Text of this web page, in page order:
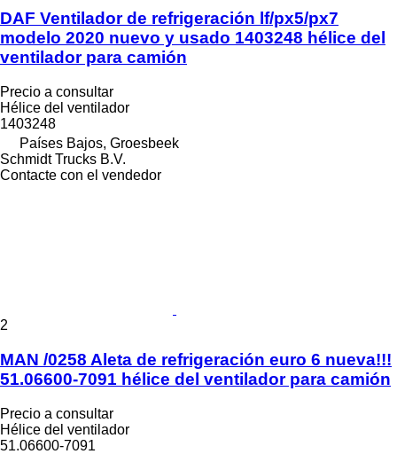
DAF Ventilador de refrigeración lf/px5/px7
modelo 2020 nuevo y usado 1403248 hélice del
ventilador para camión
Precio a consultar
Hélice del ventilador
1403248
Países Bajos, Groesbeek
Schmidt Trucks B.V.
Contacte con el vendedor
2
MAN /0258 Aleta de refrigeración euro 6 nueva!!!
51.06600-7091 hélice del ventilador para camión
Precio a consultar
Hélice del ventilador
51.06600-7091